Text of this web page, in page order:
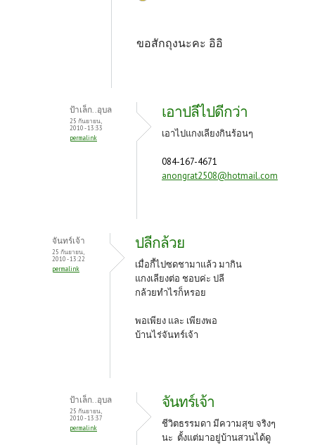
ขอสักถุงนะคะ อิอิ
ป้าเล็ก..อุบล
25 กันยายน,
2010 - 13:33
permalink
เอาปลีไปดีกว่า
เอาไปแกงเลียงกินร้อนๆ
084-167-4671
anongrat2508@hotmail.com
จันทร์เจ้า
25 กันยายน,
2010 - 13:22
permalink
ปลีกล้วย
เมื่อกี้ไปซดชามาแล้ว มากิน
แกงเลียงต่อ ชอบค่ะ ปลี
กล้วยทำไรก็หรอย
พอเพียง และ เพียงพอ
บ้านไร่จันทร์เจ้า
ป้าเล็ก..อุบล
25 กันยายน,
2010 - 13:37
permalink
จันทร์เจ้า
ชีวิตธรรมดา มีความสุข จริงๆ
นะ ตั้งแต่มาอยู่บ้านสวนได้ดู